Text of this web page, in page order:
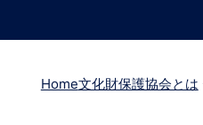
Home文化財保護協会とは